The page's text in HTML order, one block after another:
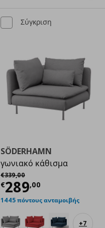
€ 149,00
+7
Σύγκριση
SÖDERHAMN
γωνιακό κάθισμα
€339,00
Αρχική τιμή
€289,00
Τρέχουσα
1445 πόντους ανταμοιβής